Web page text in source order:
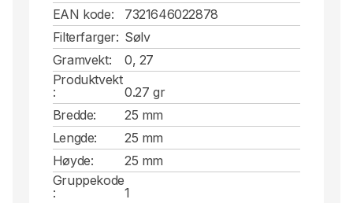
EAN kode:
7321646022878
Filterfarger: Sølv
Gramvekt:
0, 27
Produktvekt
:
0.27 gr
Bredde:
25 mm
Lengde:
25 mm
Høyde:
25 mm
Gruppekode
:
1